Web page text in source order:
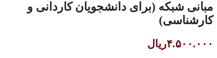
مبانی شبکه (برای دانشجویان کاردانی و
کارشناسی)
۴.۵۰۰.۰۰۰ریال